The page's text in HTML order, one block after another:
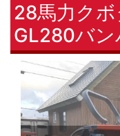
28馬力ク
GL280バン